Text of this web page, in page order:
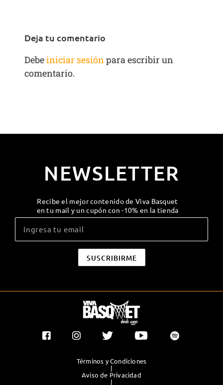
Deja tu comentario
Debeiniciar sesiónpara escribir un
comentario.
NEWSLETTER
Recibe el mejor contenido de Viva Basquet
en tu mail y un cupón con -10% en la tienda
Términos y Condiciones
|
Aviso de Privacidad
|